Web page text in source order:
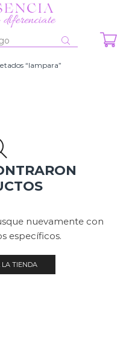
búsqueda“lampara”
nuevamente con
específicos.
LA TIENDA